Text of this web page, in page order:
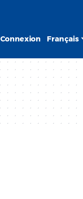
Connexion Français